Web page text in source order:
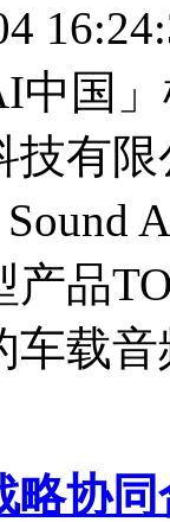
中国
技有
产品
车载
略协